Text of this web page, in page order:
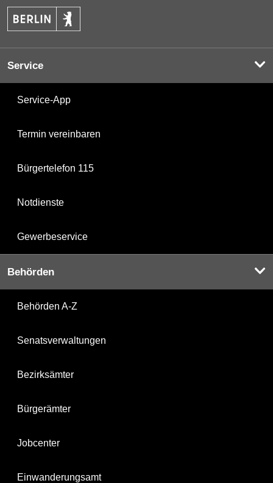
Service
Service-App
Termin vereinbaren
Bürgertelefon 115
Notdienste
Gewerbeservice
Behörden
Behörden A-Z
Senatsverwaltungen
Bezirksämter
Bürgerämter
Jobcenter
Einwanderungsamt